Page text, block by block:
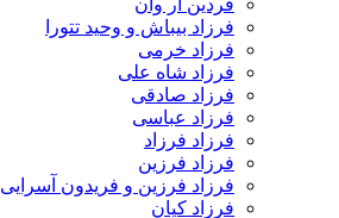
فردین آر وان
فرزاد بیباش و وحید تتورا
فرزاد خرمی
فرزاد شاه علی
فرزاد صادقی
فرزاد عباسی
فرزاد فرزاد
فرزاد فرزین
فرزاد فرزین و فریدون آسرایی
فرزاد کیان